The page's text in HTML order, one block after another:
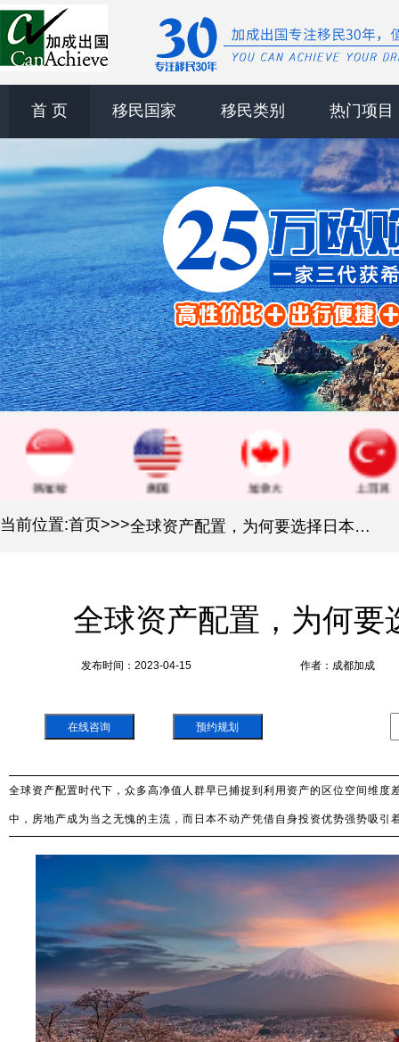
首 页 移民国家 移民类别 热门项目
当前位置:首页>>> 全球资产配置，为何要选择日本房产？
全球资产配置，为何要
发布时间：2023-04-15 作者：成都加成
在线咨询 预约规划
全球资产配置时代下，众多高净值人群早已捕捉到利用资产的区位空间维度
中，房地产成为当之无愧的主流，而日本不动产凭借自身投资优势强势吸引